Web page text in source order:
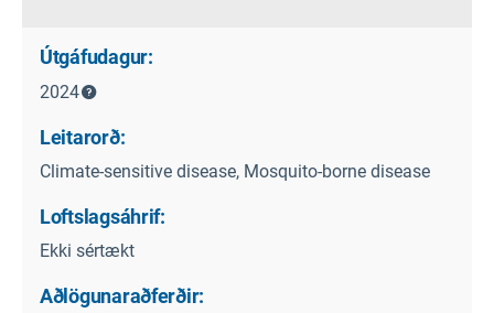
Útgáfudagur:
2024
Leitarorð:
Climate-sensitive disease, Mosquito-borne disease
Loftslagsáhrif:
Ekki sértækt
Aðlögunaraðferðir: